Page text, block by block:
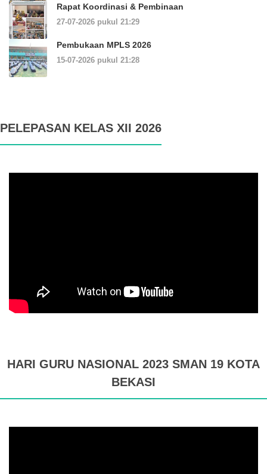
Rapat Koordinasi & Pembinaan
27-07-2026 pukul 21:29
Pembukaan MPLS 2026
15-07-2026 pukul 21:28
PELEPASAN KELAS XII 2026
HARI GURU NASIONAL 2023 SMAN 19 KOTA
BEKASI